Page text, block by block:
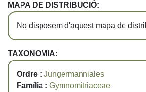
MAPA DE DISTRIBUCIÓ:
No disposem d'aquest mapa de
TAXONOMIA:
Ordre : Jungermanniales
Família : Gymnomitriaceae